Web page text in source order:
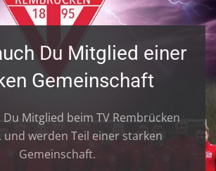
Du Mitglied einer
Gemeinschaft
Mitglied beim TV Rembrücken
und werden Teil einer starken
Gemeinschaft.